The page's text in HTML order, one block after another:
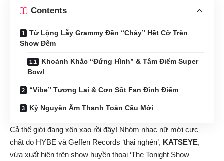
Contents
Từ Lộng Lẫy Grammy Đến “Cháy” Hết Cỡ Trên
Show Đêm
Khoảnh Khắc “Đứng Hình” & Tâm Điểm Super
Bowl
“Vibe” Tương Lai & Cơn Sốt Fan Đỉnh Điểm
Kỷ Nguyên Âm Thanh Toàn Cầu Mới
Cả thế giới đang xôn xao rồi đây! Nhóm nhạc nữ mới cực
chất do HYBE và Geffen Records ‘thai nghén’, KATSEYE,
vừa xuất hiện trên show huyền thoại ‘The Tonight Show